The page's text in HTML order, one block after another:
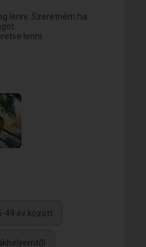
lenni. Szeretném ha
lenni.
49 év között